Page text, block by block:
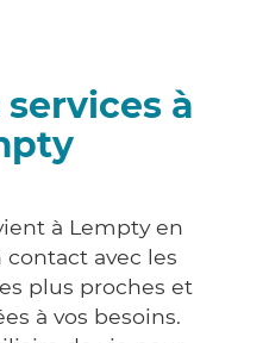
à
à Lempty en
avec les
plus proches et
à vos besoins.